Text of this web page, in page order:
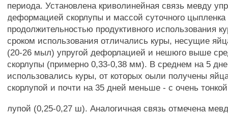
периода. Установлена криволинейная связь мевду
деформацией скорлупы и массой суточного цыпленка
продолжительностью продуктивного использования
сроком использования отличались куры, несущие
(20-26 мыл) упругой дефорлацией и нешюго выше
скорлупы (примерно 0,33-0,38 мм). В среднем на 5
использовались куры, от которых оыли получены
скорлупой и почти на 35 дней меньше - с очень
лупой (0,25-0,27 ш). Аналогичная связь отмечена